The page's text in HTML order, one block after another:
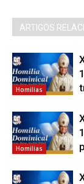
ARTIGOS
Homilias
Homilias